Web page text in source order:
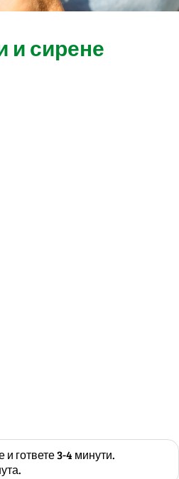
и сирене
и гответе 3-4 минути.